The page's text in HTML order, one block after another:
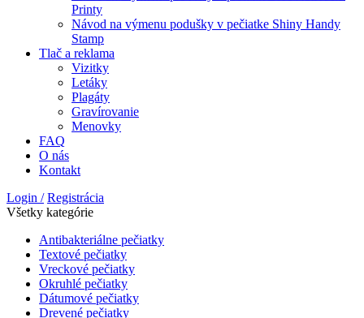
Odmietnuť Zobraziť predvoľby Uložiť predvoľby
Zobraziť
Zásady používania súborov cookie
Ochrana osobných údajov
{title}
Domov
Produkty
Články
Odporúčame
Návod na výmenu podušky v pečiatke Trodat Printy
Návod na výmenu podušky v pečiatke Colop Printer
Návod na výmenu podušky v pečiatke Trodat Mobile
Printy
Návod na výmenu podušky v pečiatke Shiny Handy
Stamp
Tlač a reklama
Vizitky
Letáky
Plagáty